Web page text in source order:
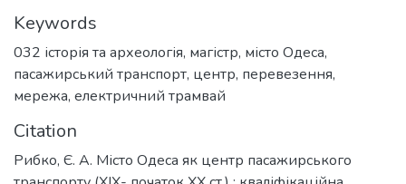
Keywords
032 історія та археологія, магістр, місто Одеса,
пасажирський транспорт, центр, перевезення,
мережа, електричний трамвай
Citation
Рибко, Є. А. Місто Одеса як центр пасажирського